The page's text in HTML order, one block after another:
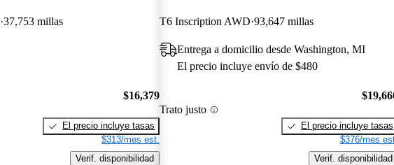
37,753 millas
$16,379
El precio incluye tasas
$313/mes est.
Verif. disponibilidad
T6 Inscription AWD 93,647 millas
Entrega a domicilio desde Washington, MI
El precio incluye envío de $480
Trato justo
El precio incluye tasas
$376/mes
Verif. disponibilidad